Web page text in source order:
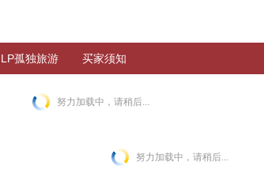
LP孤独旅游 买家须知
努力加载中，请稍后...
努力加载中，请稍后...